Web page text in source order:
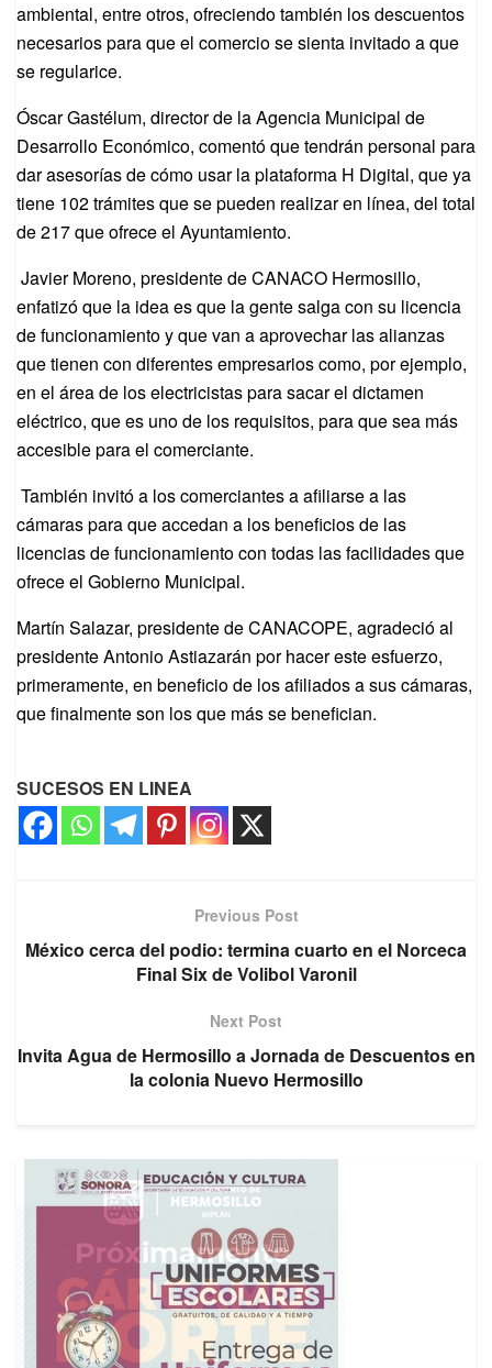
ambiental, entre otros, ofreciendo también los descuentos
necesarios para que el comercio se sienta invitado a que
se regularice.
Óscar Gastélum, director de la Agencia Municipal de
Desarrollo Económico, comentó que tendrán personal para
dar asesorías de cómo usar la plataforma H Digital, que ya
tiene 102 trámites que se pueden realizar en línea, del total
de 217 que ofrece el Ayuntamiento.
Javier Moreno, presidente de CANACO Hermosillo,
enfatizó que la idea es que la gente salga con su licencia
de funcionamiento y que van a aprovechar las alianzas
que tienen con diferentes empresarios como, por ejemplo,
en el área de los electricistas para sacar el dictamen
eléctrico, que es uno de los requisitos, para que sea más
accesible para el comerciante.
También invitó a los comerciantes a afiliarse a las
cámaras para que accedan a los beneficios de las
licencias de funcionamiento con todas las facilidades que
ofrece el Gobierno Municipal.
Martín Salazar, presidente de CANACOPE, agradeció al
presidente Antonio Astiazarán por hacer este esfuerzo,
primeramente, en beneficio de los afiliados a sus cámaras,
que finalmente son los que más se benefician.
SUCESOS EN LINEA
Previous Post
México cerca del podio: termina cuarto en el Norceca
Final Six de Volibol Varonil
Next Post
Invita Agua de Hermosillo a Jornada de Descuentos en
la colonia Nuevo Hermosillo